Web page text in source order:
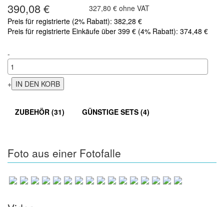
390,08 €
327,80 € ohne VAT
Preis für registrierte (2% Rabatt): 382,28 €
Preis für registrierte Einkäufe über 399 € (4% Rabatt): 374,48 €
-
+
ZUBEHÖR (31) GÜNSTIGE SETS (4)
Foto aus einer Fotofalle